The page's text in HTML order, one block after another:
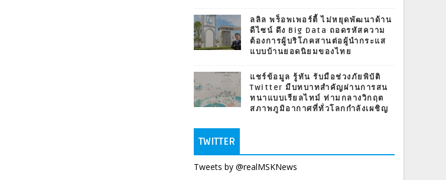
ลลิล พร็อพเพอร์ตี้ ไม่หยุดพัฒนาด้าน
ดีไซน์ ดึง Big Data ถอดรหัสความ
ต้องการผู้บริโภคสานต่อผู้นำกระแส
แบบบ้านยอดนิยมของไทย
แชร์ข้อมูล รู้ทัน รับมือช่วงภัยพิบัติ
Twitter มีบทบาทสำคัญผ่านการสน
ทนาแบบเรียลไทม์ ท่ามกลางวิกฤต
สภาพภูมิอากาศที่ทั่วโลกกำลังเผชิญ
TWITTER
Tweets by @realMSKNews